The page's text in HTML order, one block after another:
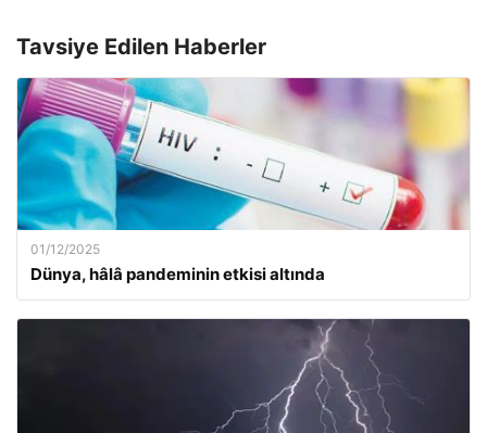
Tavsiye Edilen Haberler
01/12/2025
Dünya, hâlâ pandeminin etkisi altında